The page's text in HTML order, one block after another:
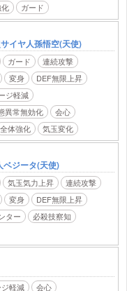
ガード
イヤ人孫悟空(天使)
ガード
連続攻撃
変身
DEF無限上昇
ジ軽減
異常無効化
会心
全体強化 気玉変化
ベジータ(天使)
気玉気力上昇
連続攻撃
変身
DEF無限上昇
ター
必殺技察知
軽減
会心